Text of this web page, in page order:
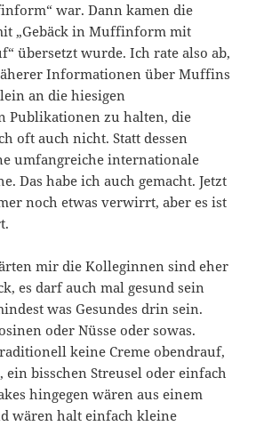
war. Dann kamen die
„Gebäck in Muffinform mit
übersetzt wurde. Ich rate also ab,
Informationen über Muffins
an die hiesigen
Publikationen zu halten, die
oft auch nicht. Statt dessen
umfangreiche internationale
Das habe ich auch gemacht. Jetzt
noch etwas verwirrt, aber es ist
mir die Kolleginnen sind eher
es darf auch mal gesund sein
was Gesundes drin sein.
oder Nüsse oder sowas.
keine Creme obendrauf,
ein bisschen Streusel oder einfach
hingegen wären aus einem
wären halt einfach kleine